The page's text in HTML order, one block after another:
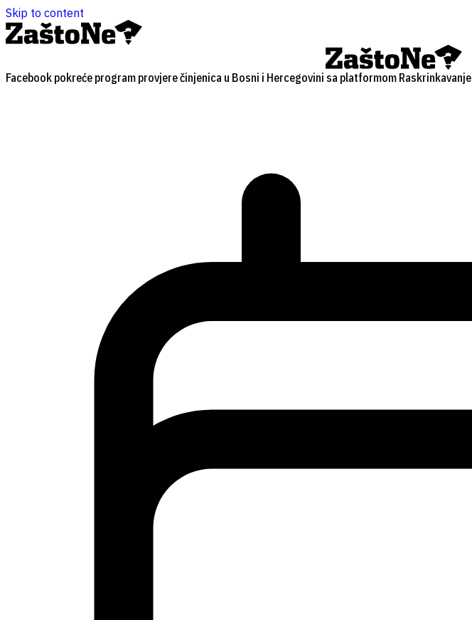
Skip to content
Facebook pokreće program provjere činjenica u Bosni i Hercegovini sa platformom Raskrinkavanje